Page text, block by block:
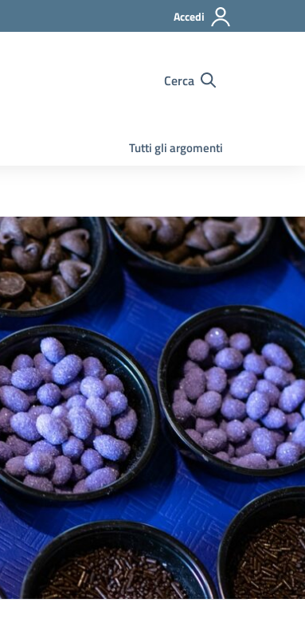
Accedi
Cerca
Tutti gli argomenti